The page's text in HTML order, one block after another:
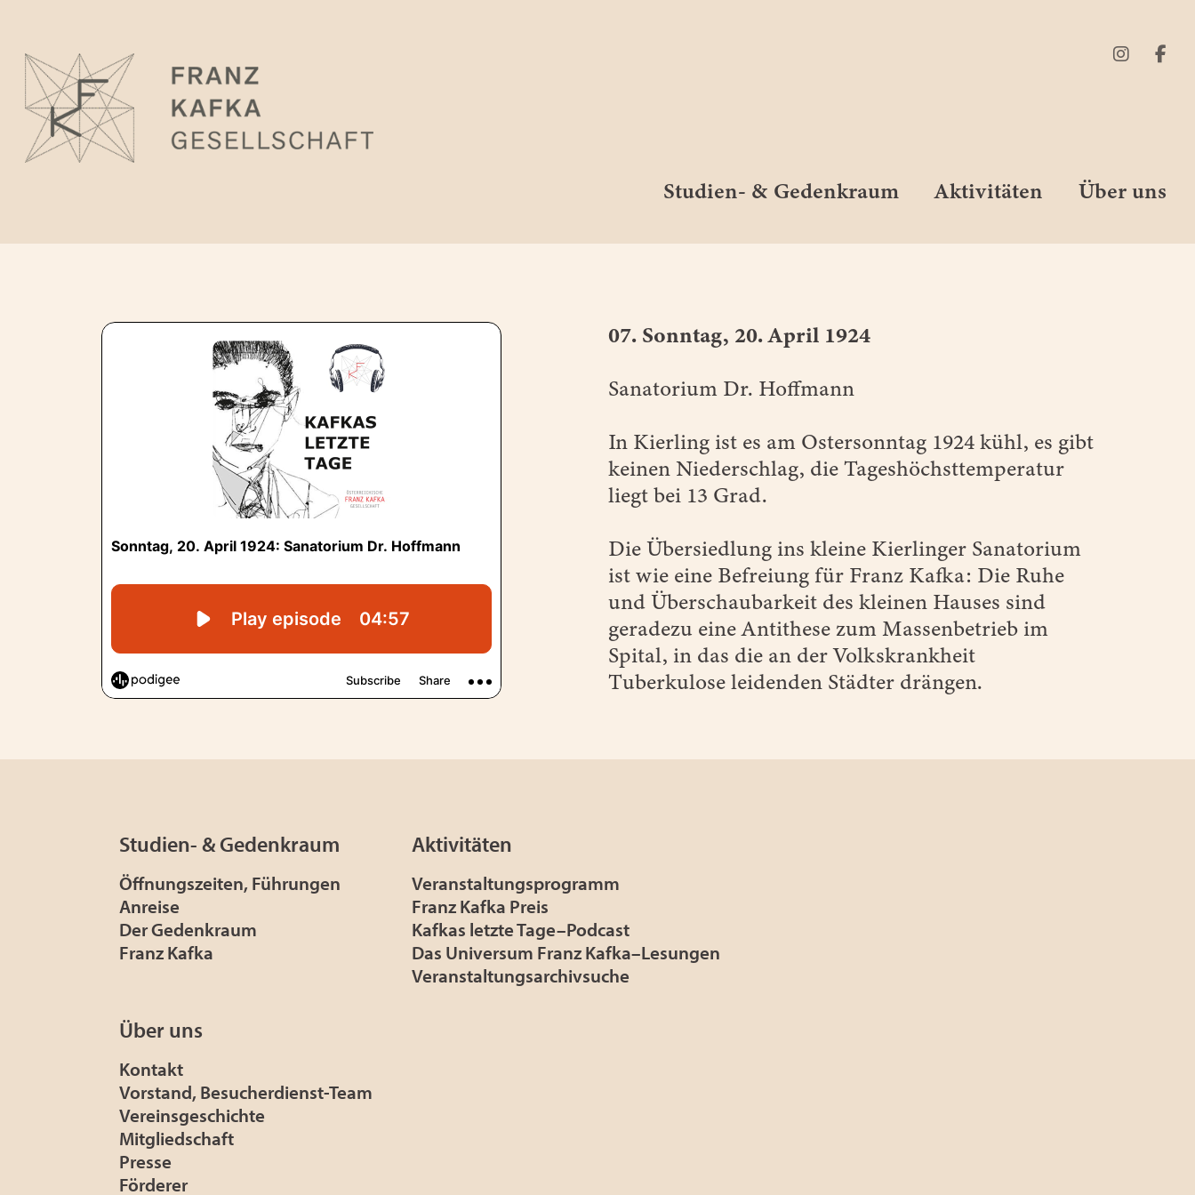
Studien- & Gedenkraum Aktivitäten Über uns
07. Sonntag, 20. April 1924
Sanatorium Dr. Hoffmann
In Kierling ist es am Ostersonntag 1924 kühl, es gibt
keinen Niederschlag, die Tageshöchsttemperatur
liegt bei 13 Grad.
Die Übersiedlung ins kleine Kierlinger Sanatorium
ist wie eine Befreiung für Franz Kafka: Die Ruhe
und Überschaubarkeit des kleinen Hauses sind
geradezu eine Antithese zum Massenbetrieb im
Spital, in das die an der Volkskrankheit
Tuberkulose leidenden Städter drängen.
Studien- & Gedenkraum
Öffnungszeiten, Führungen
Anreise
Der Gedenkraum
Franz Kafka
Aktivitäten
Veranstaltungsprogramm
Franz Kafka Preis
Kafkas letzte Tage–Podcast
Das Universum Franz Kafka–Lesungen
Veranstaltungsarchivsuche
Über uns
Kontakt
Vorstand, Besucherdienst-Team
Vereinsgeschichte
Mitgliedschaft
Presse
Förderer